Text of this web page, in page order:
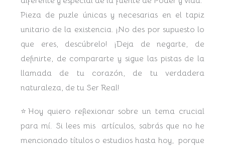
Pieza de puzle únicas y necesarias en el tapiz
unitario de la existencia. ¡No des por supuesto lo
que eres, descúbrelo! ¡Deja de negarte, de
definirte, de compararte y sigue las pistas de la
llamada de tu corazón, de tu verdadera
naturaleza, de tu Ser Real!
⭐Hoy quiero reflexionar sobre un tema crucial
para mí. Si lees mis artículos, sabrás que no he
mencionado títulos o estudios hasta hoy, porque